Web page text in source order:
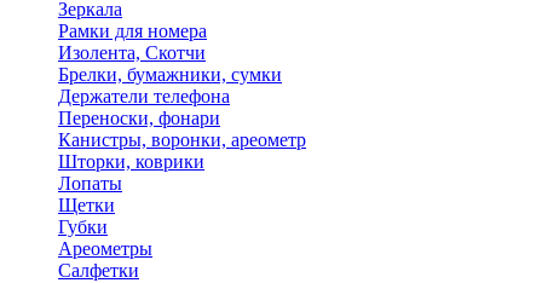
Зеркала
Рамки для номера
Изолента, Скотчи
Брелки, бумажники, сумки
Держатели телефона
Переноски, фонари
Канистры, воронки, ареометр
Шторки, коврики
Лопаты
Щетки
Губки
Ареометры
Салфетки